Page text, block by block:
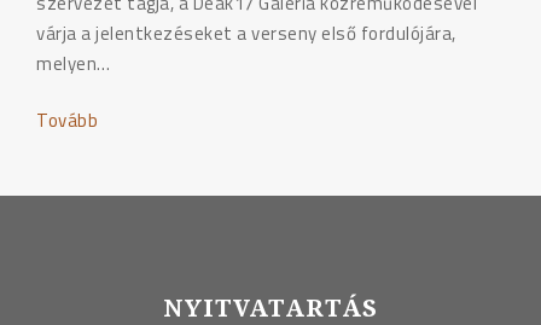
várja a jelentkezéseket a verseny első fordulójára,
melyen…
Tovább
NYITVATARTÁS